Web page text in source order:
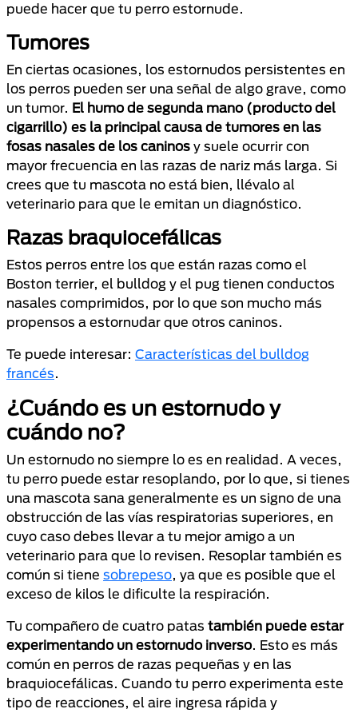
puede hacer que tu perro estornude.
Tumores
En ciertas ocasiones, los estornudos persistentes en
los perros pueden ser una señal de algo grave, como
un tumor. El humo de segunda mano (producto del
cigarrillo) es la principal causa de tumores en las
fosas nasales de los caninos y suele ocurrir con
mayor frecuencia en las razas de nariz más larga. Si
crees que tu mascota no está bien, llévalo al
veterinario para que le emitan un diagnóstico.
Razas braquiocefálicas
Estos perros entre los que están razas como el
Boston terrier, el bulldog y el pug tienen conductos
nasales comprimidos, por lo que son mucho más
propensos a estornudar que otros caninos.
Te puede interesar: Características del bulldog
francés.
¿Cuándo es un estornudo y
cuándo no?
Un estornudo no siempre lo es en realidad. A veces,
tu perro puede estar resoplando, por lo que, si tienes
una mascota sana generalmente es un signo de una
obstrucción de las vías respiratorias superiores, en
cuyo caso debes llevar a tu mejor amigo a un
veterinario para que lo revisen. Resoplar también es
común si tiene sobrepeso, ya que es posible que el
exceso de kilos le dificulte la respiración.
Tu compañero de cuatro patas también puede estar
experimentando un estornudo inverso. Esto es más
común en perros de razas pequeñas y en las
braquiocefálicas. Cuando tu perro experimenta este
tipo de reacciones, el aire ingresa rápida y